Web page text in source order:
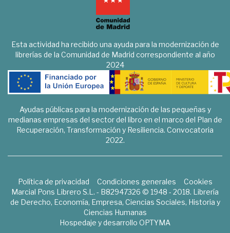
Esta actividad ha recibido una ayuda para la modernización de
librerías de la Comunidad de Madrid correspondiente al año
2024
Ayudas públicas para la modernización de las pequeñas y
medianas empresas del sector del libro en el marco del Plan de
Recuperación, Transformación y Resiliencia. Convocatoria
2022.
Política de privacidad Condiciones generales
Cookies
Marcial Pons Librero S.L. - B82947326 © 1948 - 2018. Librería
de Derecho, Economía, Empresa, Ciencias Sociales, Historia y
Ciencias Humanas
Hospedaje y desarrollo OPTYMA